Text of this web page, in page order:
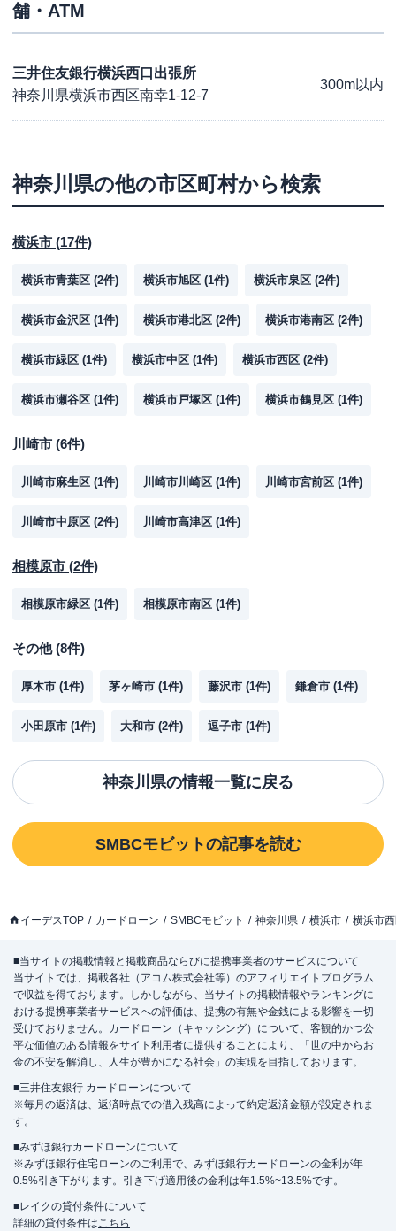
舗・ATM
三井住友銀行横浜西口出張所
神奈川県横浜市西区南幸1-12-7
300m以内
神奈川県の他の市区町村から検索
横浜市 (17件)
横浜市青葉区 (2件) 横浜市旭区 (1件) 横浜市泉区 (2件)
横浜市金沢区 (1件) 横浜市港北区 (2件) 横浜市港南区 (2件)
横浜市緑区 (1件) 横浜市中区 (1件) 横浜市西区 (2件)
横浜市瀬谷区 (1件) 横浜市戸塚区 (1件) 横浜市鶴見区 (1件)
川崎市 (6件)
川崎市麻生区 (1件) 川崎市川崎区 (1件) 川崎市宮前区 (1件)
川崎市中原区 (2件) 川崎市高津区 (1件)
相模原市 (2件)
相模原市緑区 (1件) 相模原市南区 (1件)
その他(8件)
厚木市 (1件) 茅ヶ崎市 (1件) 藤沢市 (1件) 鎌倉市 (1件)
小田原市 (1件) 大和市 (2件) 逗子市 (1件)
神奈川県の情報一覧に戻る
SMBCモビットの記事を読む
イーデスTOP カードローン SMBCモビット 神奈川県 横浜市 横浜市
■当サイトの掲載情報と掲載商品ならびに提携事業者のサービスについて
当サイトでは、掲載各社（アコム株式会社等）のアフィリエイトプログラム
で収益を得ております。しかしながら、当サイトの掲載情報やランキングに
おける提携事業者サービスへの評価は、提携の有無や金銭による影響を一切
受けておりません。カードローン（キャッシング）について、客観的かつ公
平な価値のある情報をサイト利用者に提供することにより、「世の中からお
金の不安を解消し、人生が豊かになる社会」の実現を目指しております。
■三井住友銀行 カードローンについて
※毎月の返済は、返済時点での借入残高によって約定返済金額が設定されま
す。
■みずほ銀行カードローンについて
※みずほ銀行住宅ローンのご利用で、みずほ銀行カードローンの金利が年
0.5%引き下がります。引き下げ適用後の金利は年1.5%~13.5%です。
■レイクの貸付条件について
詳細の貸付条件はこちら